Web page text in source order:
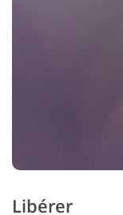
Libérer